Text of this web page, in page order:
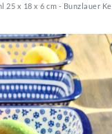
25 x 18 x 6 cm - Bunzlauer